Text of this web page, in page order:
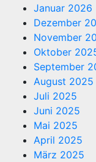
Januar 2026
Dezember
November
Oktober
September
August 2025
Juli 2025
Juni 2025
Mai 2025
April 2025
März 2025